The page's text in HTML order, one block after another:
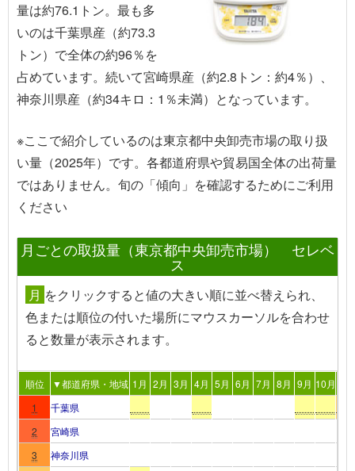
量は約76.1トン。最も多
いのは千葉県産（約73.3
トン）で全体の約96％を
占めています。続いて宮崎県産（約2.8トン：約4％）、
神奈川県産（約34キロ：1％未満）となっています。
※ここで紹介しているのは東京都中央卸売市場の取り扱
い量（2025年）です。各都道府県や貿易国全体の出荷量
ではありません。旬の「傾向」を確認するためにご利用
ください
月ごとの取扱量（東京都中央卸売市場） セレベ
ス
月 をクリックすると値の大きい順に並べ替えられ、
色または順位の付いた場所にマウスカーソルを合わせ
ると数量が表示されます。
順位 ▼都道府県・地域 1月 2月 3月 4月 5月 6月 7月 8月 9月 10月
1
千葉県
2
宮崎県
3
神奈川県